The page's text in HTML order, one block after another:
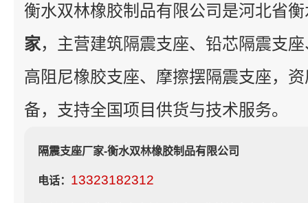
衡水双林橡胶制品有限公司是河北省
家，主营建筑隔震支座、铅芯隔震支
高阻尼橡胶支座、摩擦摆隔震支座，
备，支持全国项目供货与技术服务。
隔震支座厂家-衡水双林橡胶制品有限公司
电话： 13323182312